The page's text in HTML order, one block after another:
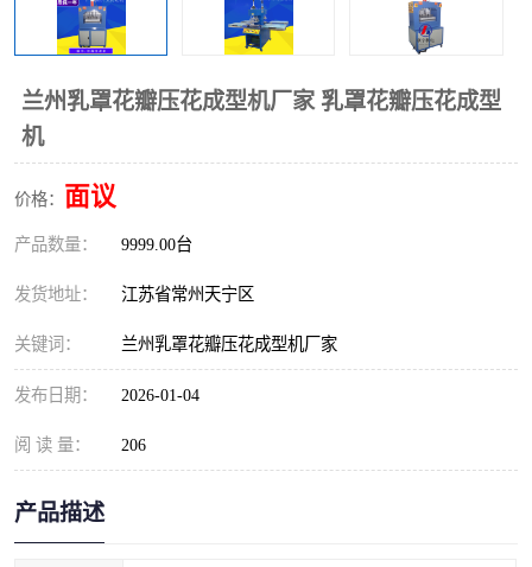
兰州乳罩花瓣压花成型机厂家 乳罩花瓣压花成型
机
价格： 面议
产品数量： 9999.00台
发货地址： 江苏省常州天宁区
关键词： 兰州乳罩花瓣压花成型机厂家
发布日期： 2026-01-04
阅 读 量： 206
产品描述